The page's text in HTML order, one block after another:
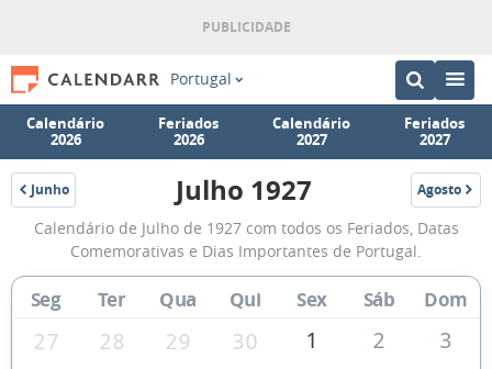
Portugal
Calendário
2026
Feriados
2026
Calendário
2027
Feriados
2027
Junho
1927
Calendário
de
Julho
de
1927
Julho 1927 Agosto
1927
Calendário de Julho de 1927 com todos os Feriados, Datas
Comemorativas e Dias Importantes de Portugal.
Seg Ter Qua Qui Sex Sáb Dom
27 28 29 30 1 2
3